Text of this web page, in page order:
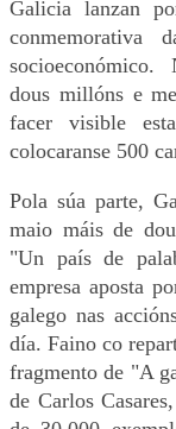
Galicia lanzan
conmemorativa
socioeconómico.
dous millóns e
facer visible
colocaranse 500
Pola súa parte,
maio máis de
"Un país de
empresa aposta
galego nas
día. Faino co
fragmento de "A
de Carlos